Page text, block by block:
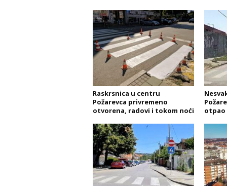
Raskrsnica u centru
Požarevca privremeno
otvorena, radovi i tokom noći
otpao